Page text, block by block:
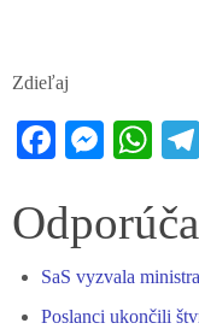
Zdieľaj
Fa
bo
ok
M
se
er
W
ts
pp
SaS vyzvala
Poslanci ukončili